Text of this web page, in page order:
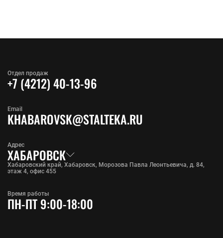
Отдел продаж
+7 (4212) 40-13-96
Адрес
ХАБАРОВСК
Хабаровский край, Хабаровск, Морозова Павла Леонтьевича, д. 84,
этаж 4, офис 455
Email
KHABAROVSK@STALTEKA.RU
Время работы
ПН-ПТ 9:00-18:00